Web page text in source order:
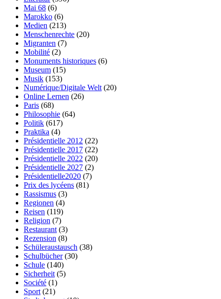
Mai 68 (6)
Marokko (6)
Medien (213)
Menschenrechte (20)
Migranten (7)
Mobilité (2)
Monuments historiques (6)
Museum (15)
Musik (153)
Numérique/Digitale Welt (20)
Online Lernen (26)
Paris (68)
Philosophie (64)
Politik (617)
Praktika (4)
Présidentielle 2012 (22)
Présidentielle 2017 (22)
Présidentielle 2022 (20)
Présidentielle 2027 (2)
Présidentielle2020 (7)
Prix des lycéens (81)
Rassismus (3)
Regionen (4)
Reisen (119)
Religion (7)
Restaurant (3)
Rezension (8)
Schüleraustausch (38)
Schulbücher(30)
Schule (140)
Sicherheit (5)
Société (1)
Sport (21)